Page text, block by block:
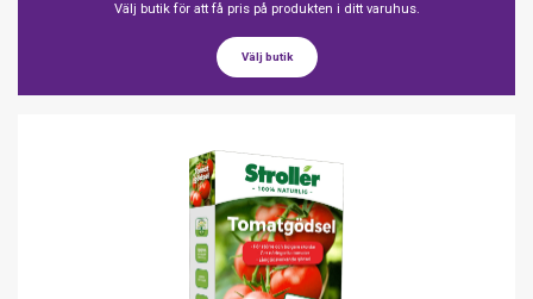
Välj butik för att få pris på produkten i ditt varuhus.
Välj butik